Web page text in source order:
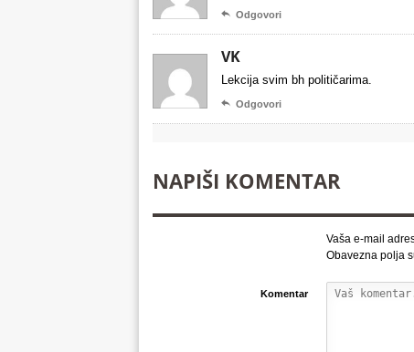
 Odgovori
VK
Lekcija svim bh političarima.
 Odgovori
NAPIŠI KOMENTAR
Vaša e-mail
Obavezna polja
Komentar